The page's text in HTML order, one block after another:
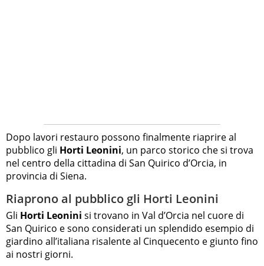
Dopo lavori restauro possono finalmente riaprire al
pubblico gli Horti Leonini, un parco storico che si trova
nel centro della cittadina di San Quirico d’Orcia, in
provincia di Siena.
Riaprono al pubblico gli Horti Leonini
Gli Horti Leonini si trovano in Val d’Orcia nel cuore di
San Quirico e sono considerati un splendido esempio di
giardino all’italiana risalente al Cinquecento e giunto fino
ai nostri giorni.